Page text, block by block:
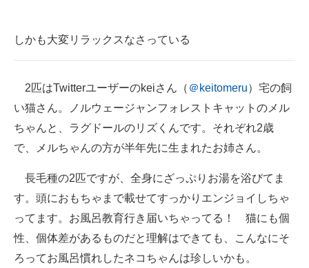
しかも大変リラックスなさっている
2匹はTwitterユーザーのkeiさん（ ＠keitomeru）宅の飼
い猫さん。ノルウェージャンフォレストキャットのメル
ちゃんと、ラグドールのリズくんです。それぞれ2歳
で、メルちゃんの方が半年先に生まれたお姉さん。
長毛種の2匹ですが、全身にざっぷりお湯を浴びてま
す。頭におもちゃまで載せてすっかりエンジョイしちゃ
ってます。お風呂教育行き届いちゃってる！ 猫にも個
性、個体差があるものだと理解はできても、こんなにそ
ろってお風呂慣れしたネコちゃんは珍しいかも。